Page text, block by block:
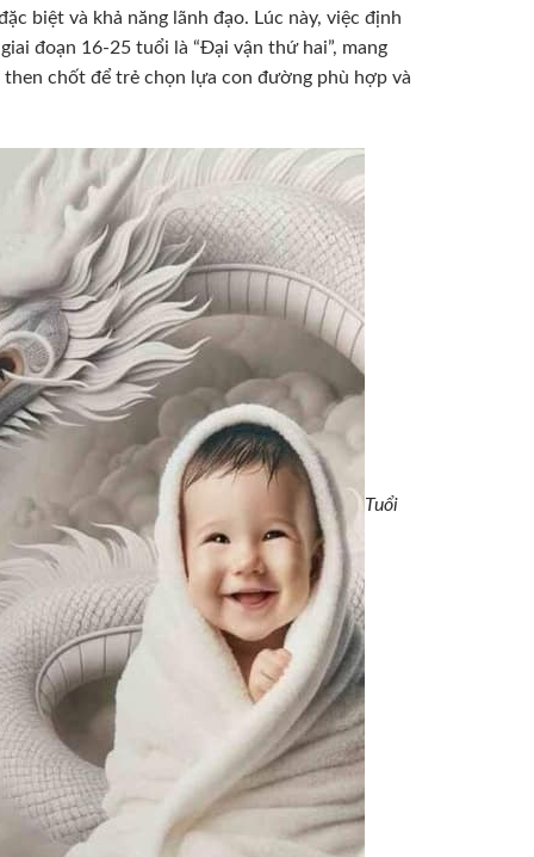
biệt và khả năng lãnh đạo. Lúc này, việc định
đoạn 16-25 tuổi là “Đại vận thứ hai”, mang
chốt để trẻ chọn lựa con đường phù hợp và
Tuổi